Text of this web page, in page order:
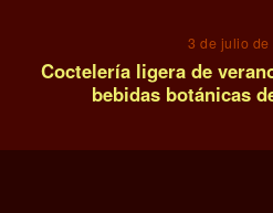
3 de julio de
Coctelería ligera de
bebidas botánicas